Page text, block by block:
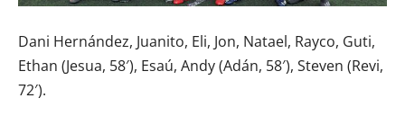
Dani Hernández, Juanito, Eli, Jon, Natael, Rayco, Guti,
Ethan (Jesua, 58′), Esaú, Andy (Adán, 58′), Steven (Revi,
72′).